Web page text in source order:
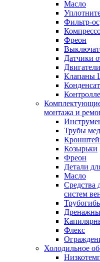
Масло
Фильтр-
Фреон
Датчики
Двигатели
Клапаны
монтажа и
Трубы
Козырьки
Фреон
Детали
Масло
Средства
систем
Флекс
Холодильное